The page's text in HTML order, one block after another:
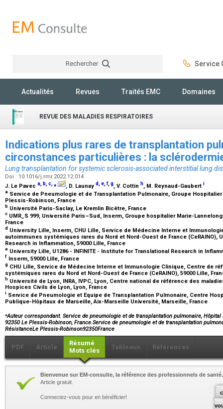
Rechercher Service
Actualités Revues Traités EMC Domaines
REVUE DES MALADIES RESPIRATOIRES
Indications plus rares de transplantation
circonstances particulières : la
Lung transplantation for systemic sclerosis-associated interstitial lung
Doi : 10.1016/j.rmr.2022.12.014
J. Le Pavec a, b,c,⁎ , D. Launay d,e,f,g, V. Cottin h, M. Reynaud-Gaubert i
a Service de Pneumologie et de Transplantation Pulmonaire, Groupe
Plessis-Robinson, France
b Université Paris-Saclay, Le Kremlin Bicêtre, France
c UMR_S 999, Université Paris–Sud, Inserm, Groupe hospitalier Marie-
France
d University Lille, Inserm, CHU Lille, Service de Médecine Interne et
autoimmunes systémiques rares du Nord et Nord-Ouest de France (CeRAINO),
Research in Inflammation, 59000 Lille, France
e University Lille, U1286 - INFINITE - Institute for Translational Research in
f Inserm, 59000 Lille, France
g CHU Lille, Service de Médecine Interne et Immunologie Clinique, Centre de
systémiques rares du Nord et Nord-Ouest de France (CeRAINO), 59000 Lille,
h Université de Lyon, INRA, IVPC, Lyon, Centre national de référence des
Hospices Civils de Lyon, Lyon, France
i Service de Pneumologie et Equipe de Transplantation Pulmonaire, Centre
Publique-Hôpitaux de Marseille, Aix-Marseille Université, Marseille, France
⁎Auteur correspondant. Service de pneumologie et de transplantation pulmonaire,
92350 Le Plessis-Robinson, France.Service de pneumologie et de transplantation
RésistanceLe Plessis-Robinson92350France
PDF Article
Résumé
Mots clés
Tableaux Références
Bienvenue sur EM-consulte, la référence des professionnels de santé.
Article gratuit.
Connectez-vous pour en bénéficier!